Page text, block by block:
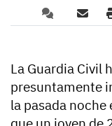
La Guardia Civil
presuntamente
la pasada noche